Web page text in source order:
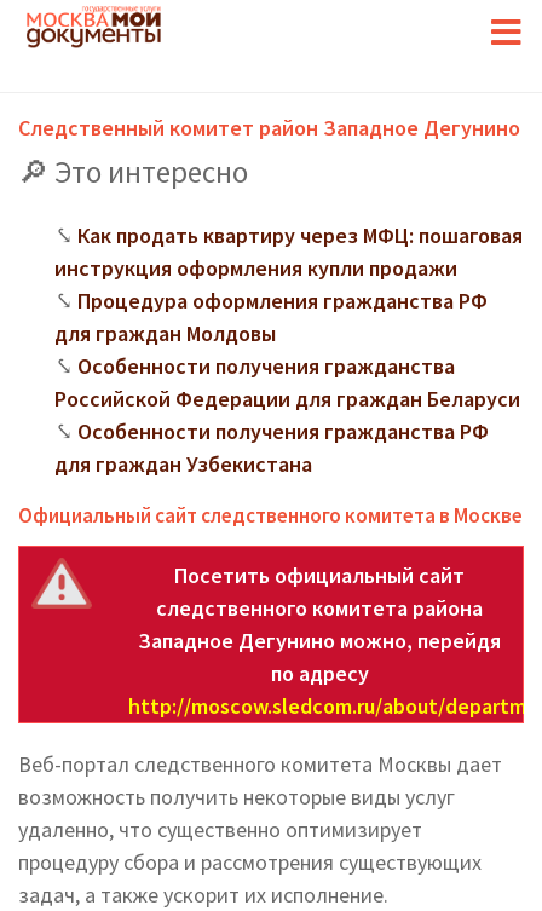
Следственный комитет район Западное Дегунино
Это интересно
Как продать квартиру через МФЦ: пошаговая
инструкция оформления купли продажи
Процедура оформления гражданства РФ
для граждан Молдовы
Особенности получения гражданства
Российской Федерации для граждан Беларуси
Особенности получения гражданства РФ
для граждан Узбекистана
Официальный сайт следственного комитета в Москве
Посетить официальный сайт
следственного комитета района
Западное Дегунино можно, перейдя
по адресу
http://moscow.sledcom.ru/about/
Веб-портал следственного комитета Москвы дает
возможность получить некоторые виды услуг
удаленно, что существенно оптимизирует
процедуру сбора и рассмотрения существующих
задач, а также ускорит их исполнение.